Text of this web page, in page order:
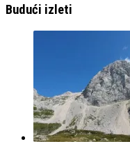
Budući izleti